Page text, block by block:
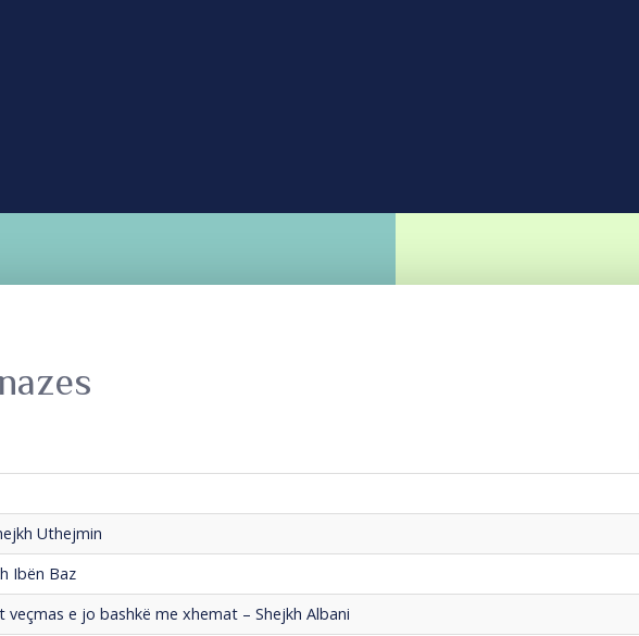
Uthejmin
Ibën Baz
e jo bashkë me xhemat – Shejkh Albani